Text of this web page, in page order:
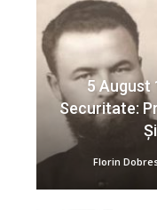
5 August
Securitate:
Florin